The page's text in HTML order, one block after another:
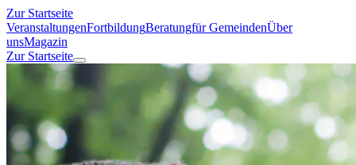
Zur Startseite
VeranstaltungenFortbildungBeratungfür GemeindenÜber
unsMagazin
Zur Startseite